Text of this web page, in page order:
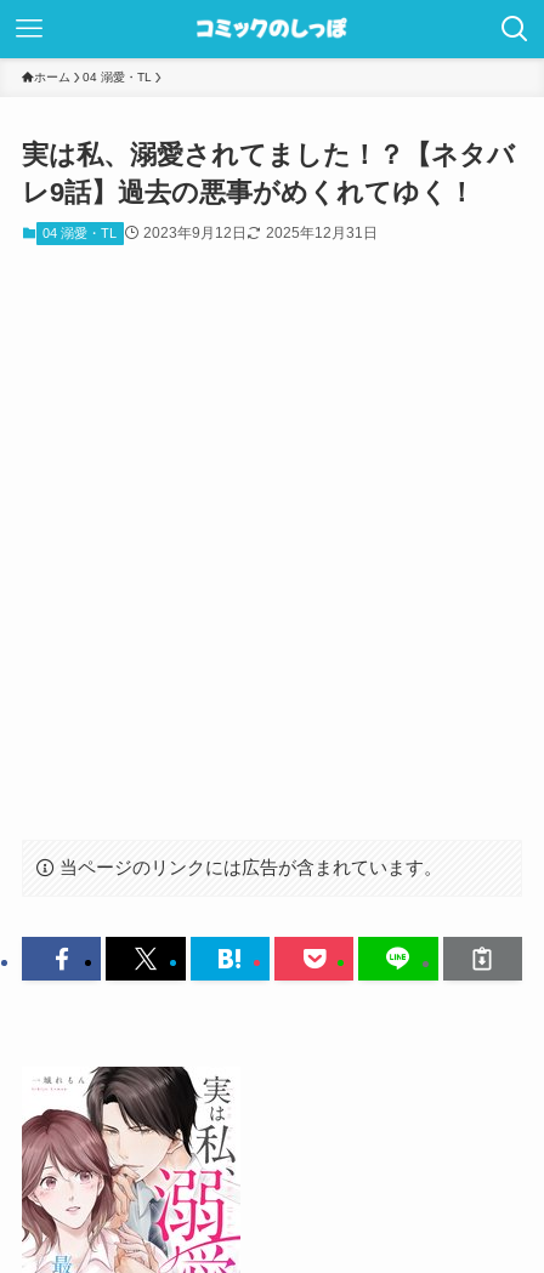
ホーム 04 溺愛・TL
実は私、溺愛されてました！？【ネタバ
レ9話】過去の悪事がめくれてゆく！
04 溺愛・TL 2023年9月12日 2025年12月31日
当ページのリンクには広告が含まれています。